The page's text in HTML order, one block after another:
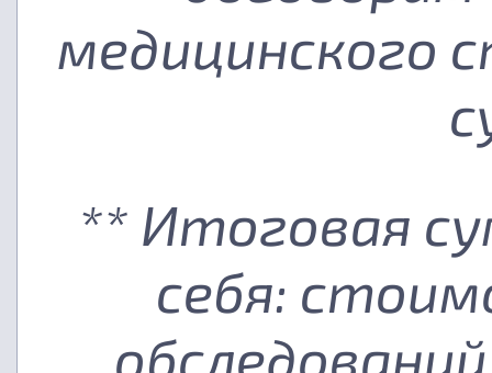
медицинского
** Итоговая
себя: